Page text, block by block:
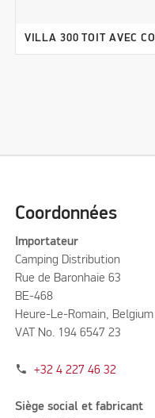
VILLA 300 TOIT AVEC
Coordonnées
Importateur
Camping Distribution
Rue de Baronhaie 63
BE-468
Heure-Le-Romain, Belgium
VAT No. 194 6547 23
phone +32 4 227 46 32
Siège social et fabricant